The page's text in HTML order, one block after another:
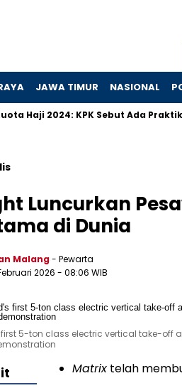
JAWA TIMUR NASIONAL
2024: KPK Sebut Ada Praktik Sejak
Luncurkan
di Dunia
Malang- Pewarta
2026 - 08:06 WIB
first 5-ton class electric vertical take-off
Matrix telah